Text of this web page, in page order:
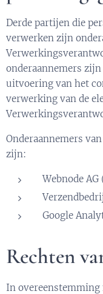
Derde partijen die
verwerken zijn
onderaannemers
uitvoering van het
verwerking van de
Onderaannemers
zijn:
Webnode
Google
Rechten
In overeenstemming